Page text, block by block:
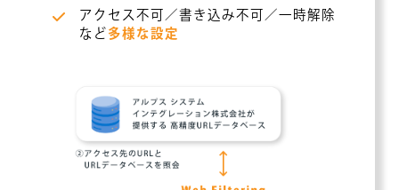
アクセス不可／書き込み不可／一時解除
など 多様な設定